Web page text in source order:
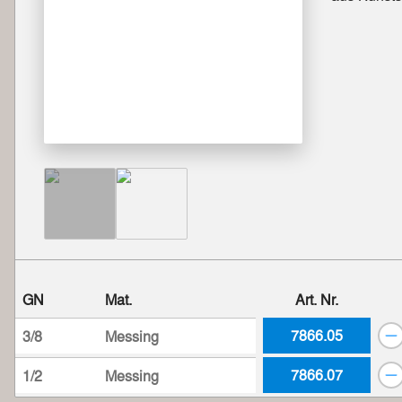
GN Mat. Art. Nr.
3/8
Messing
7866.05
1/2
Messing 7866.07